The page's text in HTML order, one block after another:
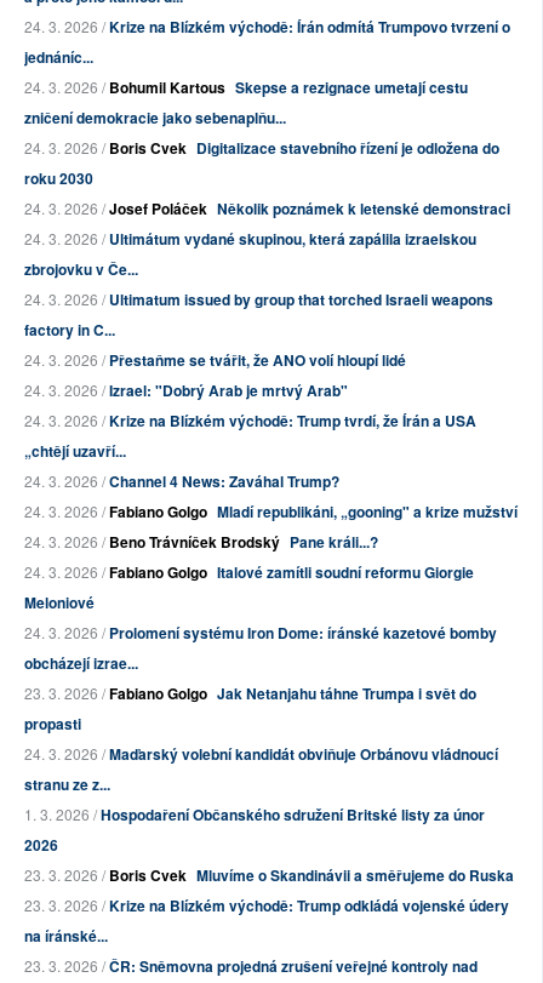
24. 3. 2026 /Krize na Blízkém východě: Írán odmítá Trumpovo tvrzení o
jednáníc...
24. 3. 2026 /Bohumil Kartous Skepse a rezignace umetají cestu
zničení demokracie jako sebenaplňu...
24. 3. 2026 /Boris Cvek Digitalizace stavebního řízení je odložena do
roku 2030
24. 3. 2026 /Josef Poláček Několik poznámek k letenské demonstraci
24. 3. 2026 /Ultimátum vydané skupinou, která zapálila izraelskou
zbrojovku v Če...
24. 3. 2026 /Ultimatum issued by group that torched Israeli weapons
factory in C...
24. 3. 2026 /Přestaňme se tvářit, že ANO volí hloupí lidé
24. 3. 2026 /Izrael: "Dobrý Arab je mrtvý Arab"
24. 3. 2026 /Krize na Blízkém východě: Trump tvrdí, že Írán a USA
„chtějí uzavří...
24. 3. 2026 /Channel 4 News: Zaváhal Trump?
24. 3. 2026 /Fabiano Golgo Mladí republikáni, „gooning" a krize mužství
24. 3. 2026 /Beno Trávníček Brodský Pane králi...?
24. 3. 2026 /Fabiano Golgo Italové zamítli soudní reformu Giorgie
Meloniové
24. 3. 2026 /Prolomení systému Iron Dome: íránské kazetové bomby
obcházejí izrae...
23. 3. 2026 /Fabiano Golgo Jak Netanjahu táhne Trumpa i svět do
propasti
24. 3. 2026 /Maďarský volební kandidát obviňuje Orbánovu vládnoucí
stranu ze z...
1. 3. 2026 /Hospodaření Občanského sdružení Britské listy za únor
2026
23. 3. 2026 /Boris Cvek Mluvíme o Skandinávii a směřujeme do Ruska
23. 3. 2026 /Krize na Blízkém východě: Trump odkládá vojenské údery
na íránské...
23. 3. 2026 /ČR: Sněmovna projedná zrušení veřejné kontroly nad